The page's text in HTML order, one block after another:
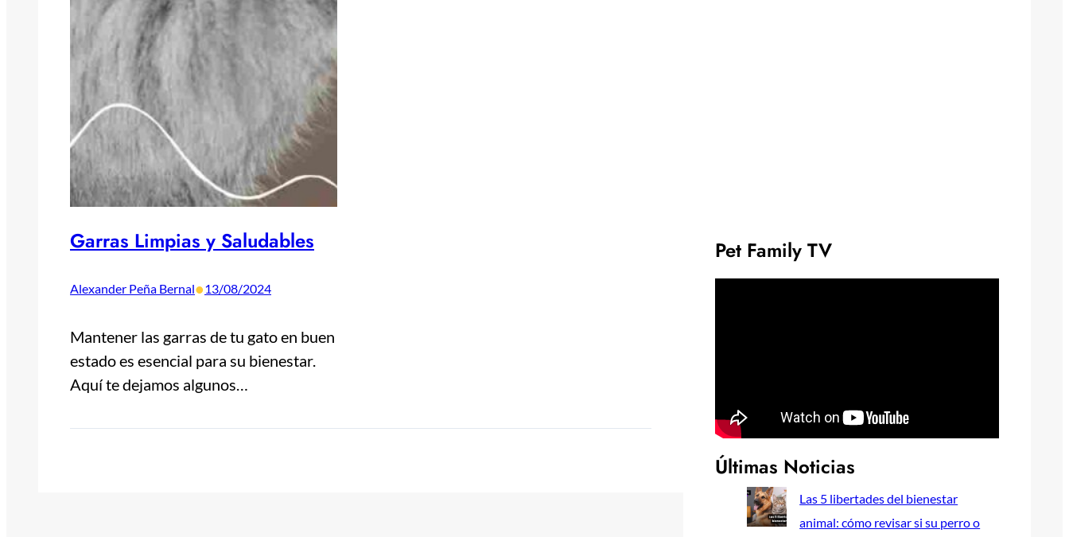
Garras Limpias y Saludables
Alexander Peña Bernal•13/08/2024
Mantener las garras de tu gato en buen
estado es esencial para su bienestar.
Aquí te dejamos algunos…
Pet Family TV
Últimas Noticias
Las 5 libertades del bienestar
animal: cómo revisar si su perro o